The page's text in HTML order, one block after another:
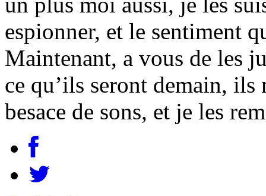
espionner, et le sentiment
Maintenant, a vous de les
ce qu’ils seront demain,
besace de sons, et je les